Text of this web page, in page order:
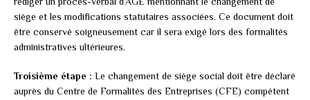
siège et les modifications statutaires associées. Ce document doit
être conservé soigneusement car il sera exigé lors des formalités
administratives ultérieures.
Troisième étape : Le changement de siège social doit être déclaré
auprès du Centre de Formalités des Entreprises (CFE) compétent